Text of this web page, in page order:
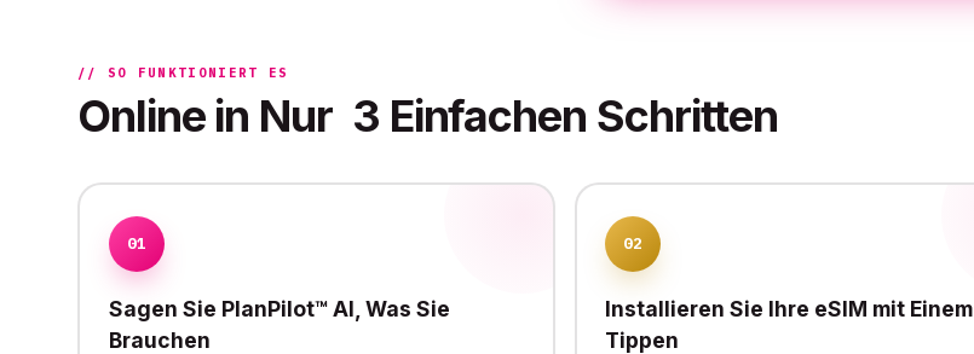
// SO FUNKTIONIERT ES
Online in Nur 3 Einfachen Schritten
01
Sagen Sie PlanPilot™ AI, Was Sie
Brauchen
02
Installieren Sie Ihre eSIM mit Einem
Tippen